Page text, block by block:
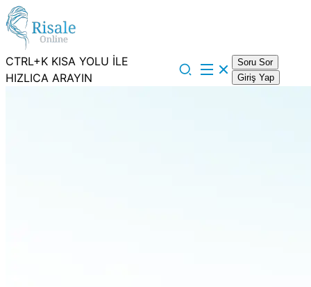
CTRL+K KISA YOLU İLE
HIZLICA ARAYIN
Soru Sor
Giriş Yap